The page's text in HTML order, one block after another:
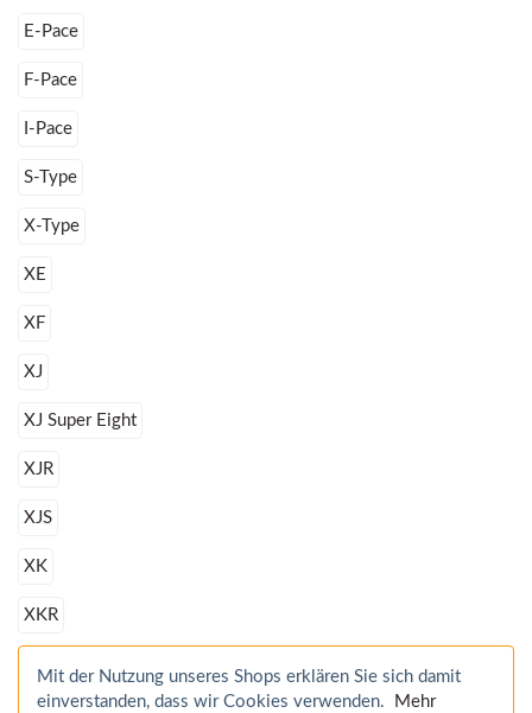
E-Pace
F-Pace
I-Pace
S-Type
X-Type
XE
XF
XJ
XJ Super Eight
XJR
XJS
XK
XKR
Mit der Nutzung unseres Shops erklären Sie sich damit
einverstanden, dass wir Cookies verwenden.
Mehr